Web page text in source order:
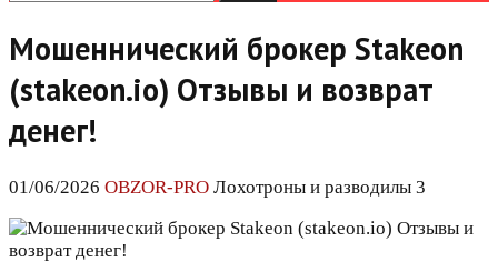
Мошеннический брокер Stakeon
(stakeon.io) Отзывы и возврат
денег!
01/06/2026 OBZOR-PRO Лохотроны и разводилы 3